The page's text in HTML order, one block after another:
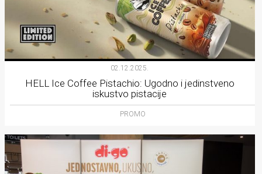
02.12.2025.
HELL Ice Coffee Pistachio: Ugodno i jedinstveno
iskustvo pistacije
PROMO